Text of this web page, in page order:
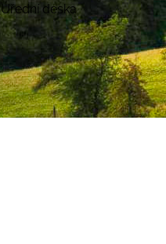
Úřední deska